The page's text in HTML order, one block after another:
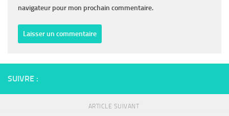
navigateur pour mon prochain commentaire.
SUIVRE :
ARTICLE SUIVANT